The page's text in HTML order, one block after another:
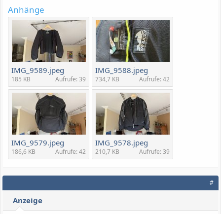
Anhänge
IMG_9589.jpeg
185 KB Aufrufe: 39
IMG_9588.jpeg
734,7 KB Aufrufe: 42
IMG_9579.jpeg
186,6 KB Aufrufe: 42
IMG_9578.jpeg
210,7 KB Aufrufe: 39
#
Anzeige